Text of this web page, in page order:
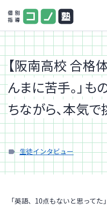
【阪南高校 合格
んまに苦手。」も
ちながら、本気
生徒インタビュー
「英語、10点もないと思ってた」